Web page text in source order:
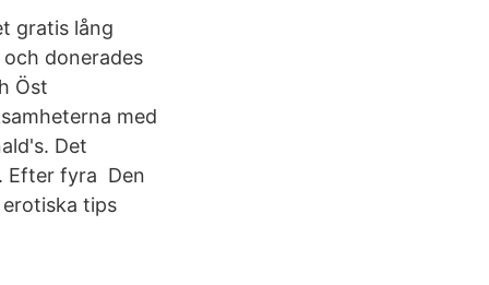
gratis lång
donerades
Öst
med
Det
Efter fyra Den
tips